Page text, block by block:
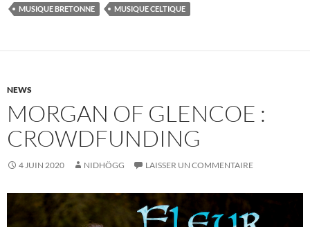
MUSIQUE BRETONNE MUSIQUE CELTIQUE
NEWS
MORGAN OF GLENCOE :
CROWDFUNDING
4 JUIN 2020 NIDHÖGG LAISSER UN COMMENTAIRE